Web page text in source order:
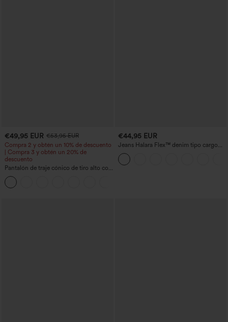
€49,95 EUR €53,95 EUR
Compra 2 y obtén un 10% de descuento
| Compra 3 y obtén un 20% de
descuento
Pantalón de traje cónico de tiro alto con
bolsillos
€44,95 EUR
Jeans Halara Flex™ denim tipo cargo
elásticos de pierna recta con múltiples
bolsillos